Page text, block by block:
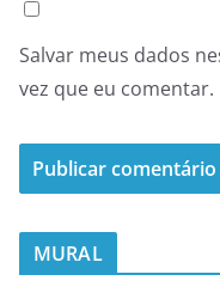
Salvar meus dados
vez que eu comentar.
MURAL